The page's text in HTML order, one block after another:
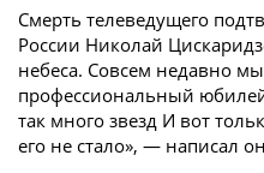
Смерть телеведущего
России Николай
небеса. Совсем недавно
профессиональный
так много звезд И вот
его не стало», — написал